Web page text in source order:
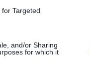
Targeted
and/or Sharing
for which it